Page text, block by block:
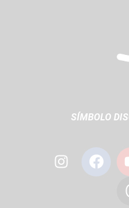
SÍMBOLO